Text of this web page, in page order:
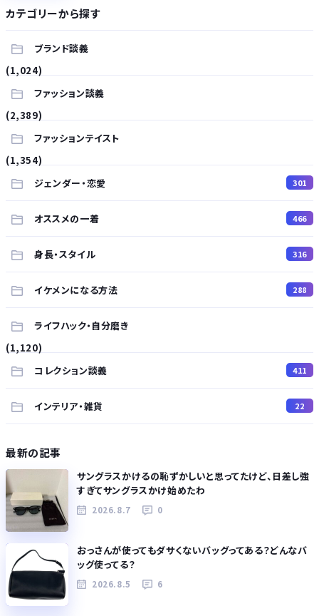
カテゴリーから探す
ブランド談義
(1,024)
ファッション談義
(2,389)
ファッションテイスト
(1,354)
ジェンダー・恋愛
301
オススメの一着 466
身長・スタイル 316
イケメンになる方法 288
ライフハック・自分磨き
(1,120)
コレクション談義
411
インテリア・雑貨 22
最新の記事
サングラスかけるの恥ずかしいと思ってたけど、日差し強
すぎてサングラスかけ始めたわ
2026.8.7 0
おっさんが使ってもダサくないバッグってある？どんなバ
ッグ使ってる？
2026.8.5 6